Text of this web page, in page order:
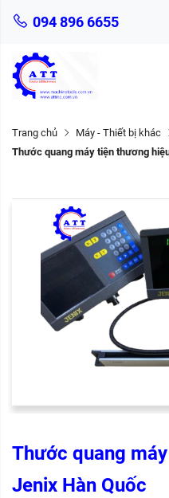
094 896 6655
Trang chủ Máy - Thiết bị khác
Thước quang máy tiện thương
Thước quang
Jenix Hàn Quốc